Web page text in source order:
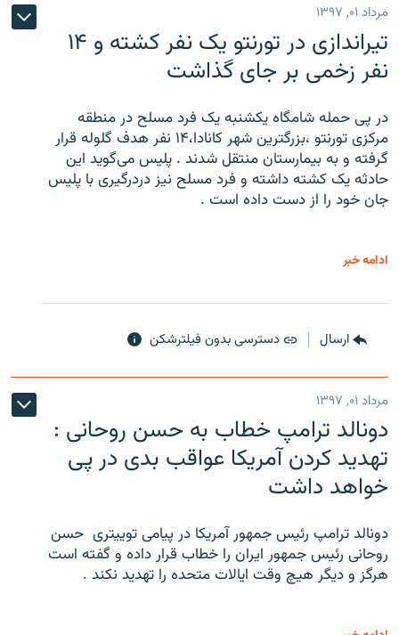
مرداد ۰۱, ۱۳۹۷
تیراندازی در تورنتو یک نفر کشته و ۱۴
نفر زخمی بر جای گذاشت
در پی حمله شامگاه یکشنبه یک فرد مسلح در منطقه
مرکزی تورنتو ،‌بزرگترین شهر کانادا،۱۴ نفر هدف گلوله قرار
گرفته و به بیمارستان منتقل شدند . پلیس می‌گوید این
حادثه یک کشته داشته و فرد مسلح نیز دردرگیری با پلیس
جان خود را از دست داده است .
ادامه خبر
ارسال دسترسی بدون فیلترشکن
مرداد ۰۱, ۱۳۹۷
دونالد ترامپ خطاب به حسن روحانی :
تهدید کردن آمریکا عواقب بدی در پی
خواهد داشت
دونالد ترامپ رئیس جمهور آمریکا در پیامی توییتری ‌ حسن
روحانی رئیس جمهور ایران را خطاب قرار داده و گفته است
هرگز و دیگر هیچ وقت ایالات متحده را تهدید نکند .